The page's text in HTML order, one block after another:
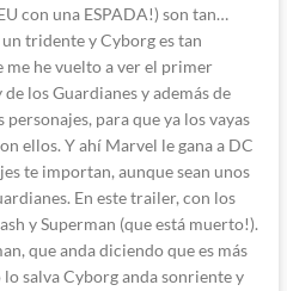
con una ESPADA!) son tan…
tridente y Cyborg es tan
me he vuelto a ver el primer
los Guardianes y además de
para que ya los vayas
ellos. Y ahí Marvel le gana a DC
te importan, aunque sean unos
En este trailer, con los
y Superman (que está muerto!).
que anda diciendo que es más
salva Cyborg anda sonriente y